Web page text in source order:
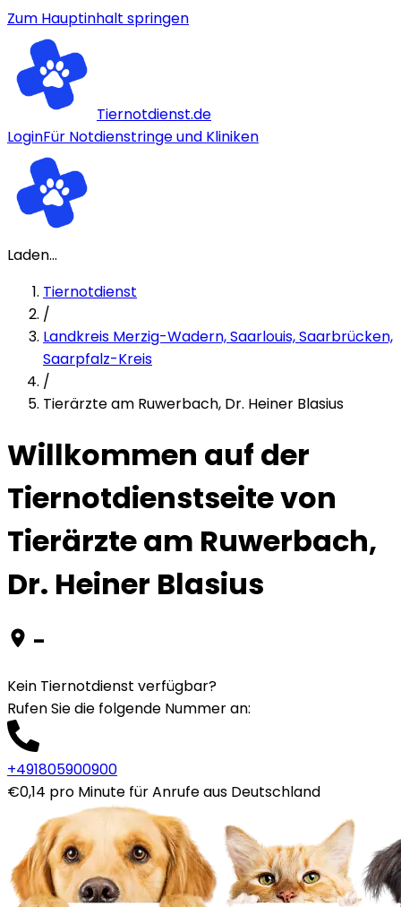
Zum Hauptinhalt springen
Tiernotdienst.de
LoginFür Notdienstringe und Kliniken
Laden...
Tiernotdienst
/
Landkreis Merzig-Wadern, Saarlouis, Saarbrücken,
Saarpfalz-Kreis
/
Tierärzte am Ruwerbach, Dr. Heiner Blasius
Willkommen auf der
Tiernotdienstseite von
Tierärzte am Ruwerbach,
Dr. Heiner Blasius
-
Kein Tiernotdienst verfügbar?
Rufen Sie die folgende Nummer an:
+491805900900
€0,14 pro Minute für Anrufe aus Deutschland